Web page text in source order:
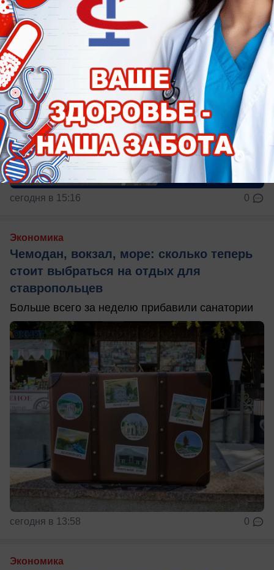
сегодня в 15:16 0
Экономика
Чемодан, вокзал, море: сколько теперь
стоит выбраться на отдых для
ставропольцев
Больше всего за неделю прибавили санатории
сегодня в 13:58 0
Экономика